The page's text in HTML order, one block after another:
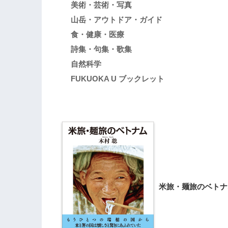
美術・芸術・写真
山岳・アウトドア・ガイド
食・健康・医療
詩集・句集・歌集
自然科学
FUKUOKA U ブックレット
米旅・麺旅のベト